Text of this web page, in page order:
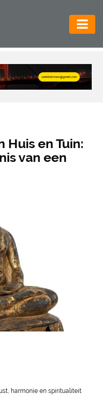
en Tuin:
van een
harmonie en spiritualiteit